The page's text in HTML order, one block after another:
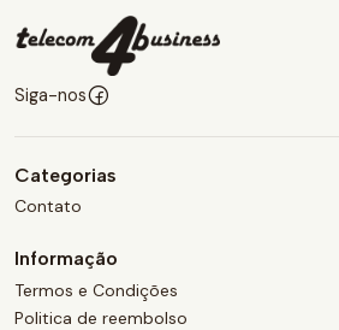
Siga-nos
Categorias
Contato
Informação
Termos e Condições
Politica de reembolso